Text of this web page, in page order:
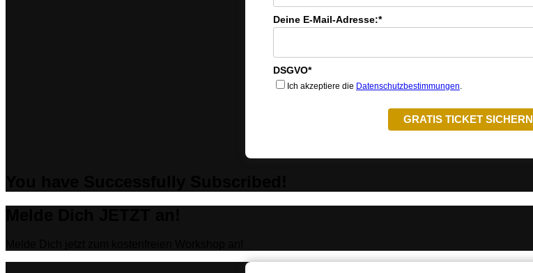
Deine E-Mail-Adresse:*
DSGVO*
Ich akzeptiere die Datenschutzbestimmungen
GRATIS TICKET SICHERN